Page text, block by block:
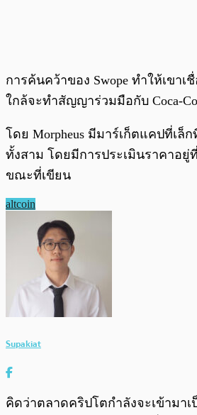
การค้นคว้าของ Swope ทำให้เขาเชื่
ใกล้จะทำสัญญาร่วมมือกับ Coca-
โดย Morpheus มีมาร์เก็ตแคปที่เล็
ทั้งสาม โดยมีการประเมินราคาอยู่
ขณะที่เขียน
altcoin
Supakiat
คิดว่าตลาดคริปโตกำลังจะเข้ามา